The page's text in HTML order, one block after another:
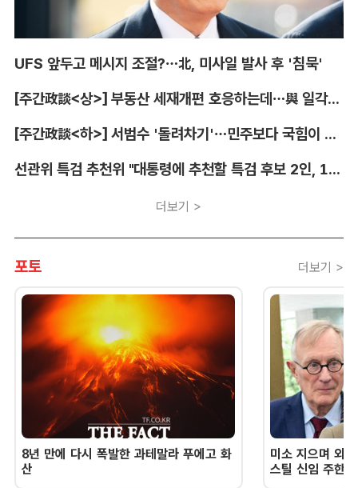
UFS 앞두고 메시지 조절?…北, 미사일 발사 후 '침묵'
[주간政談<상>] 부동산 세재개편 호응하는데…與 일각의 속내
[주간政談<하>] 서범수 '돌려차기'…민주보다 국힘이 더 발끈
선관위 특검 추천위 "대통령에 추천할 특검 후보 2인, 14일 확정"
더보기 >
포토 더보기 >
8년 만에 다시 폭발한 과테말라 푸에고 화
산
미소 지으며 외
스틸 신임 주한